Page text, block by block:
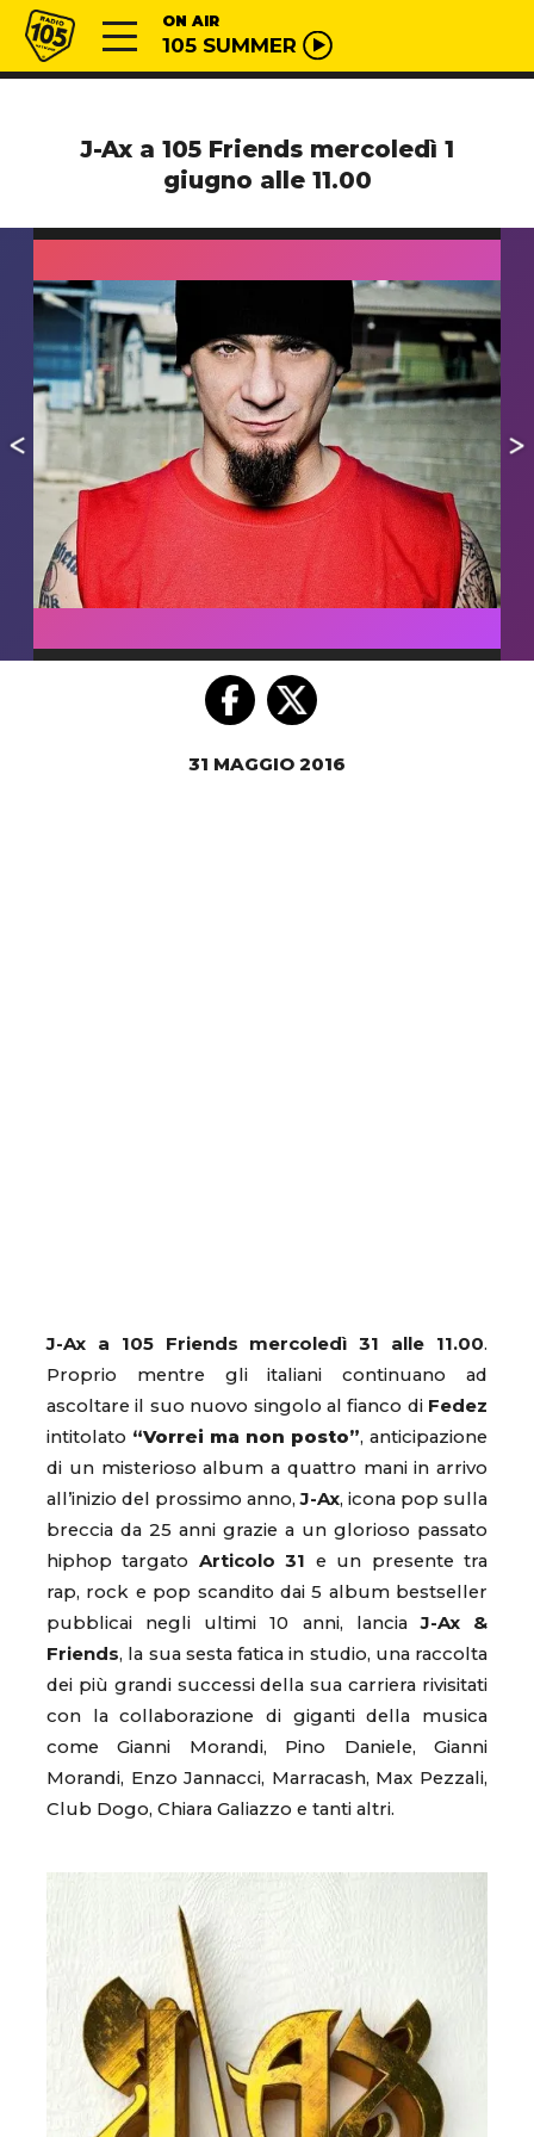
Vai al contenuto
Radio 105 ON AIR
105 SUMMER
J-Ax a 105 Friends mercoledì 1
giugno alle 11.00
31 MAGGIO 2016
J-Ax a 105 Friends mercoledì 31 alle 11.00.
Proprio mentre gli italiani continuano ad
ascoltare il suo nuovo singolo al fianco di Fedez
intitolato “Vorrei ma non posto”, anticipazione
di un misterioso album a quattro mani in arrivo
all’inizio del prossimo anno,J-Ax, icona pop sulla
breccia da 25 anni grazie a un glorioso passato
hiphop targato Articolo 31 e un presente tra
rap, rock e pop scandito dai 5 album bestseller
pubblicai negli ultimi 10 anni, lanciaJ-Ax &
Friends, la sua sesta fatica in studio, una raccolta
dei più grandi successi della sua carriera rivisitati
con la collaborazione di giganti della musica
come Gianni Morandi, Pino Daniele, Gianni
Morandi, Enzo Jannacci, Marracash, Max Pezzali,
Club Dogo, Chiara Galiazzo e tanti altri.